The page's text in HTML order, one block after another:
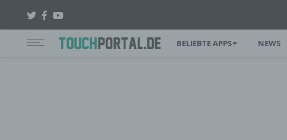
BELIEBTE APPS NEWS